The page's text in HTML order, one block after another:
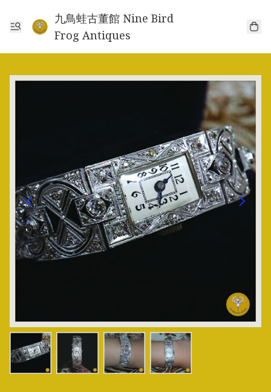
九鳥蛙古董館 Nine Bird
Frog Antiques